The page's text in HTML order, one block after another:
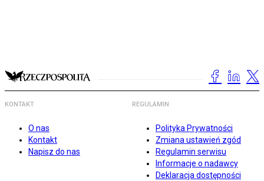
KONTAKT
O nas
Kontakt
Napisz do nas
REGULAMIN
Polityka Prywatności
Zmiana ustawień zgód
Regulamin serwisu
Informacje o nadawcy
Deklaracja dostępności